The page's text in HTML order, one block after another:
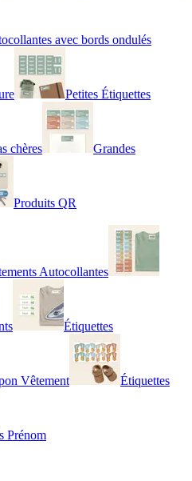
avec bords ondulés
Petites Étiquettes
chères Grandes
Produits QR
Autocollantes
Étiquettes
Vêtement Étiquettes
Prénom